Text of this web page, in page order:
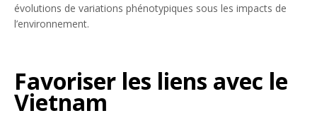
évolutions de variations phénotypiques sous les impacts de
l’environnement.
Favoriser les liens avec le
Vietnam